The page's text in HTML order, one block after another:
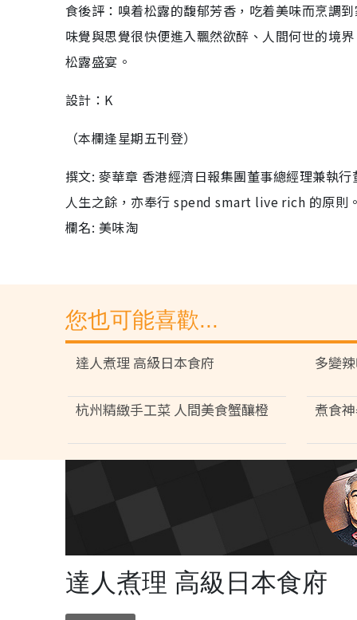
食後評：嗅着松露的馥郁芳香，吃着美味而烹調
味覺與思覺很快便進入飄然欲醉、人間何世的境
松露盛宴。
設計：K
（本欄逢星期五刊登）
撰文: 麥華章 香港經濟日報集團董事總經理兼執
人生之餘，亦奉行 spend smart live rich 的原則
欄名: 美味淘
您也可能喜歡...
達人煮理 高級日本食府 多變
杭州精緻手工菜 人間美食蟹釀橙 煮食
達人煮理 高級日本食府